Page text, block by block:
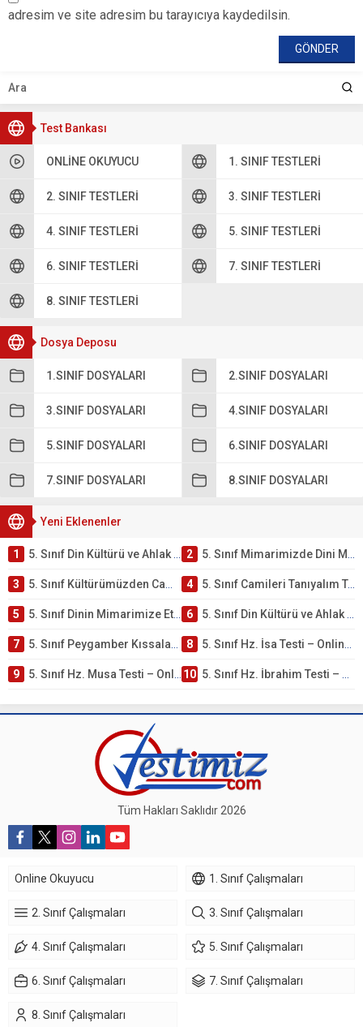
Test Bankası
ONLINE OKUYUCU 1. SINIF TESTLERI
2. SINIF TESTLERI 3. SINIF TESTLERI
4. SINIF TESTLERI 5. SINIF TESTLERI
6. SINIF TESTLERI 7. SINIF TESTLERI
8. SINIF TESTLERI
Dosya Deposu
1.SINIF DOSYALARI 2.SINIF DOSYALARI
3.SINIF DOSYALARI 4.SINIF DOSYALARI
5.SINIF DOSYALARI 6.SINIF DOSYALARI
7.SINIF DOSYALARI 8.SINIF DOSYALARI
Yeni Eklenenler
1 5. Sınıf Din Kültürü ve Ahlak Bilgisi 4. Ünite: Mimarimizde Dini Motifler Çalışmaları 2 5. Sınıf Mimarimizde Dini Motifler Ünite Testi – Online Çöz
3 5. Sınıf Kültürümüzden Cami Örnekleri Testi – Online Çöz 4 5. Sınıf Camileri Tanıyalım Testi – Online Çöz
5 5. Sınıf Dinin Mimarimize Etkisi Testi – Online Çöz 6 5. Sınıf Din Kültürü ve Ahlak Bilgisi 4. Ünite: Peygamber Kıssaları Çalışmaları
7 5. Sınıf Peygamber Kıssaları Ünite Testi – Online Çöz 8 5. Sınıf Hz. İsa Testi – Online Çöz
9 5. Sınıf Hz. Musa Testi – Online Çöz 10 5. Sınıf Hz. İbrahim Testi – Online Çöz
adresim ve site adresim bu tarayıcıya kaydedilsin.
Tüm Hakları Saklıdır 2026
Online Okuyucu 1. Sınıf Çalışmaları
2. Sınıf Çalışmaları 3. Sınıf Çalışmaları
4. Sınıf Çalışmaları 5. Sınıf Çalışmaları
6. Sınıf Çalışmaları 7. Sınıf Çalışmaları
8. Sınıf Çalışmaları